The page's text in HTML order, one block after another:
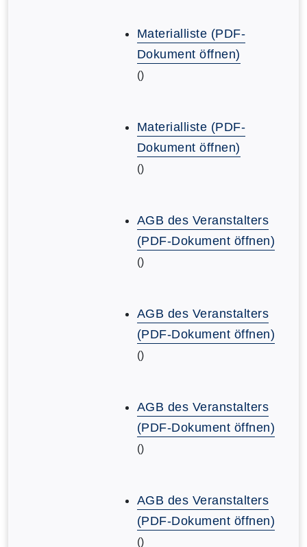
Materialliste (PDF-
Dokument öffnen)
()
Materialliste (PDF-
Dokument öffnen)
()
AGB des Veranstalters
(PDF-Dokument öffnen)
()
AGB des Veranstalters
(PDF-Dokument öffnen)
()
AGB des Veranstalters
(PDF-Dokument öffnen)
()
AGB des Veranstalters
(PDF-Dokument öffnen)
()